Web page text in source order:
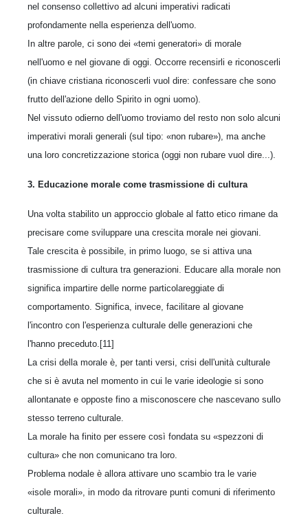
nel consenso collettivo ad alcuni imperativi radicati
profondamente nella esperienza dell'uomo.
In altre parole, ci sono dei «temi generatori» di morale
nell'uomo e nel giovane di oggi. Occorre recensirli e riconoscerli
(in chiave cristiana riconoscerli vuol dire: confessare che sono
frutto dell'azione dello Spirito in ogni uomo).
Nel vissuto odierno dell'uomo troviamo del resto non solo alcuni
imperativi morali generali (sul tipo: «non rubare»), ma anche
una loro concretizzazione storica (oggi non rubare vuol dire...).
3. Educazione morale come trasmissione di cultura
Una volta stabilito un approccio globale al fatto etico rimane da
precisare come sviluppare una crescita morale nei giovani.
Tale crescita è possibile, in primo luogo, se si attiva una
trasmissione di cultura tra generazioni. Educare alla morale non
significa impartire delle norme particolareggiate di
comportamento. Significa, invece, facilitare al giovane
l'incontro con l'esperienza culturale delle generazioni che
l'hanno preceduto.[11]
La crisi della morale è, per tanti versi, crisi dell'unità culturale
che si è avuta nel momento in cui le varie ideologie si sono
allontanate e opposte fino a misconoscere che nascevano sullo
stesso terreno culturale.
La morale ha finito per essere così fondata su «spezzoni di
cultura» che non comunicano tra loro.
Problema nodale è allora attivare uno scambio tra le varie
«isole morali», in modo da ritrovare punti comuni di riferimento
culturale.